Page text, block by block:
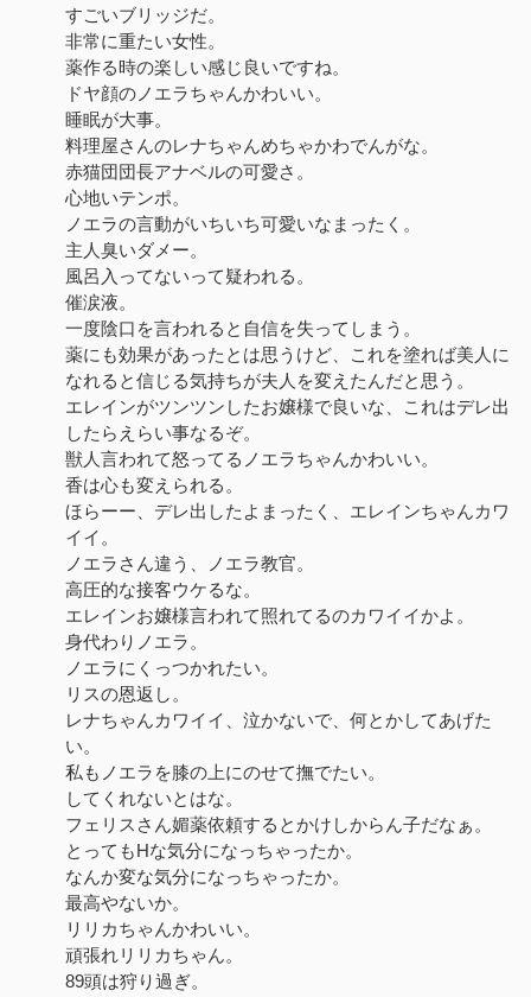
すごいブリッジだ。
非常に重たい女性。
薬作る時の楽しい感じ良いですね。
ドヤ顔のノエラちゃんかわいい。
睡眠が大事。
料理屋さんのレナちゃんめちゃかわでんがな。
赤猫団団長アナベルの可愛さ。
心地いテンポ。
ノエラの言動がいちいち可愛いなまったく。
主人臭いダメー。
風呂入ってないって疑われる。
催涙液。
一度陰口を言われると自信を失ってしまう。
薬にも効果があったとは思うけど、これを塗れば美人に
なれると信じる気持ちが夫人を変えたんだと思う。
エレインがツンツンしたお嬢様で良いな、これはデレ出
したらえらい事なるぞ。
獣人言われて怒ってるノエラちゃんかわいい。
香は心も変えられる。
ほらーー、デレ出したよまったく、エレインちゃんカワ
イイ。
ノエラさん違う、ノエラ教官。
高圧的な接客ウケるな。
エレインお嬢様言われて照れてるのカワイイかよ。
身代わりノエラ。
ノエラにくっつかれたい。
リスの恩返し。
レナちゃんカワイイ、泣かないで、何とかしてあげた
い。
私もノエラを膝の上にのせて撫でたい。
してくれないとはな。
フェリスさん媚薬依頼するとかけしからん子だなぁ。
とってもHな気分になっちゃったか。
なんか変な気分になっちゃったか。
最高やないか。
リリカちゃんかわいい。
頑張れリリカちゃん。
89頭は狩り過ぎ。